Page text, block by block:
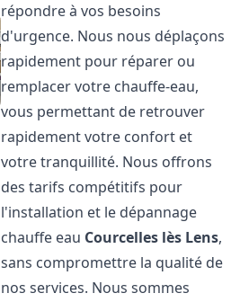
répondre à vos besoins
d'urgence. Nous nous déplaçons
rapidement pour réparer ou
remplacer votre chauffe-eau,
vous permettant de retrouver
rapidement votre confort et
votre tranquillité. Nous offrons
des tarifs compétitifs pour
l'installation et le dépannage
chauffe eau Courcelles lès Lens,
sans compromettre la qualité de
nos services. Nous sommes